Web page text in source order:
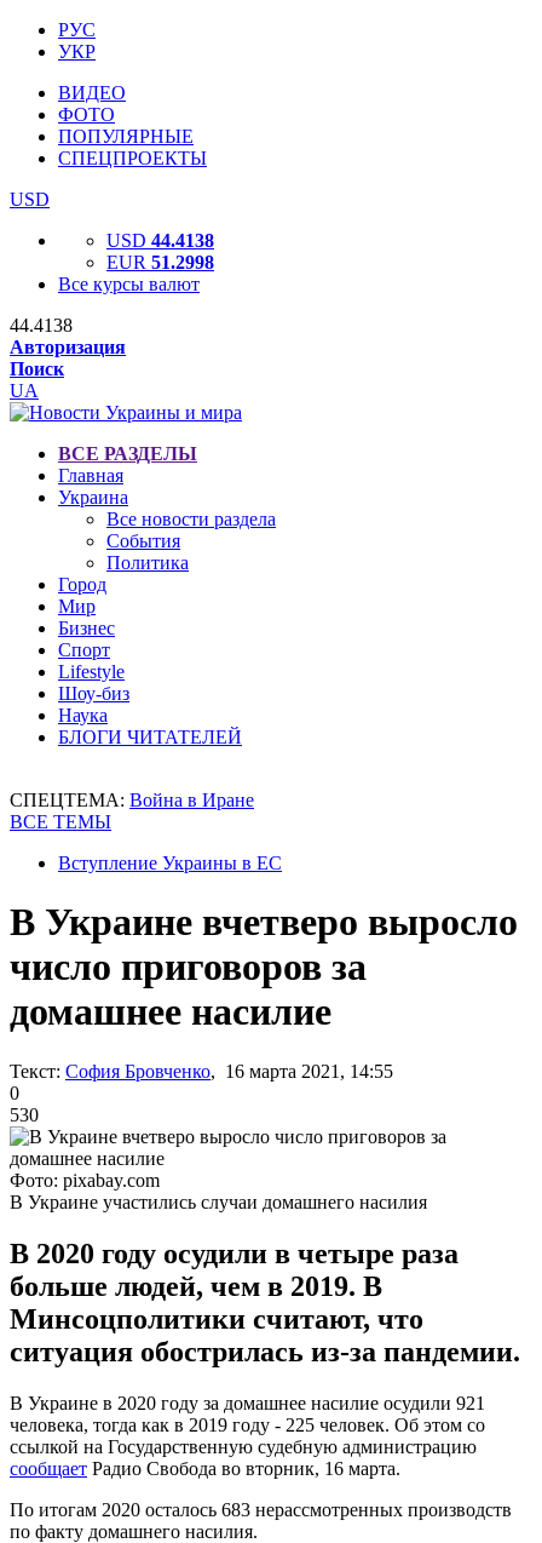
РУС
УКР
ВИДЕО
ФОТО
ПОПУЛЯРНЫЕ
СПЕЦПРОЕКТЫ
USD
USD 44.4138
EUR 51.2998
Все курсы валют
44.4138
Авторизация
Поиск
UA
ВСЕ РАЗДЕЛЫ
Главная
Украина
Все новости раздела
События
Политика
Город
Мир
Бизнес
Спорт
Lifestyle
Шоу-биз
Наука
БЛОГИ ЧИТАТЕЛЕЙ
СПЕЦТЕМА: Война в Иране
ВСЕ ТЕМЫ
Вступление Украины в ЕС
В Украине вчетверо выросло
число приговоров за
домашнее насилие
Текст: София Бровченко, 16 марта 2021, 14:55
0
530
Фото: pixabay.com
В Украине участились случаи домашнего насилия
В 2020 году осудили в четыре раза
больше людей, чем в 2019. В
Минсоцполитики считают, что
ситуация обострилась из-за пандемии.
В Украине в 2020 году за домашнее насилие осудили 921
человека, тогда как в 2019 году - 225 человек. Об этом со
ссылкой на Государственную судебную администрацию
сообщает Радио Свобода во вторник, 16 марта.
По итогам 2020 осталось 683 нерассмотренных производств
по факту домашнего насилия.